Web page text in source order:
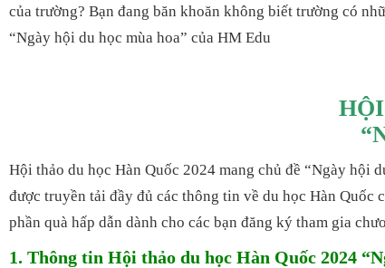
của trường? Bạn đang băn khoăn không biết trường có
“Ngày hội du học mùa hoa” của HM Edu
Hội thảo du học Hàn Quốc 2024 mang chủ đề “Ngày hội
được truyền tải đầy đủ các thông tin về du học Hàn
phần quà hấp dẫn dành cho các bạn đăng ký tham gia
1. Thông tin Hội thảo du học Hàn Quốc 2024